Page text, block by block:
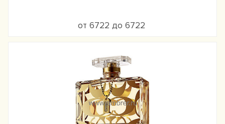
от 6722 до 6722